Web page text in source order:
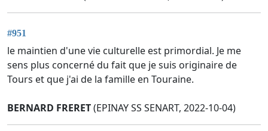
#951
le maintien d'une vie culturelle est primordial. Je me
sens plus concerné du fait que je suis originaire de
Tours et que j'ai de la famille en Touraine.
BERNARD FRERET(EPINAY SS SENART, 2022-10-04)